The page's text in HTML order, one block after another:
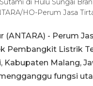
di Hulu Sungai
HO-Perum Jasa
(ANTARA) - Perum
Pembangkit Listrik
Kabupaten Malang,
fungsi